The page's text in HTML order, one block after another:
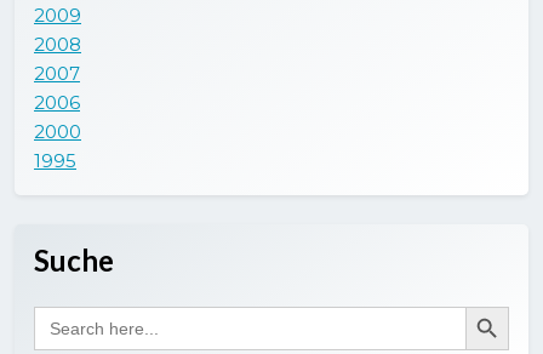
2009
2008
2007
2006
2000
1995
Suche
Search
for:
Search Button